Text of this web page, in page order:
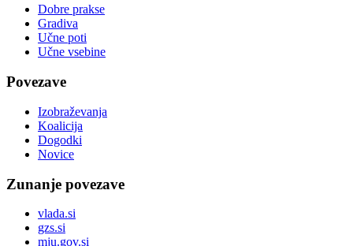
Dobre prakse
Gradiva
Učne poti
Učne vsebine
Povezave
Izobraževanja
Koalicija
Dogodki
Novice
Zunanje povezave
vlada.si
gzs.si
mju.gov.si